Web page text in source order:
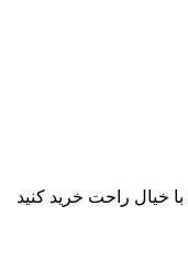
خیال راحت خرید کنید